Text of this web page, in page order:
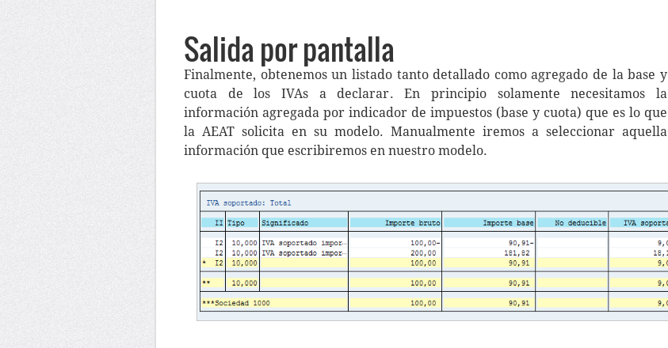
Salida por pantalla
Finalmente, obtenemos un listado tanto detallado como agregado de la base y
cuota de los IVAs a declarar. En principio solamente necesitamos la
información agregada por indicador de impuestos (base y cuota) que es lo que
la AEAT solicita en su modelo. Manualmente iremos a seleccionar aquella
información que escribiremos en nuestro modelo.